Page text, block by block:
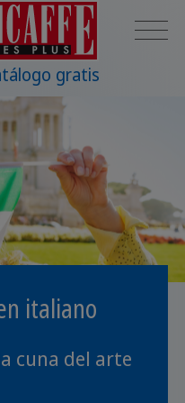
gratis
italiano
cuna del arte